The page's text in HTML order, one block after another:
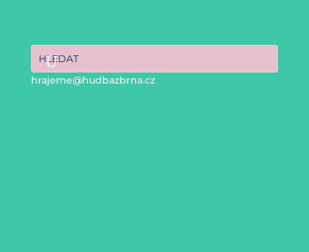
hrajeme@hudbazbrna.cz